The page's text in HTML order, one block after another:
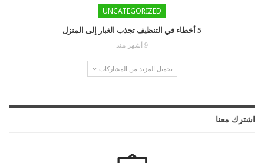
UNCATEGORIZED
5 أخطاء في التنظيف تجذب الغبار إلى المنزل
9 أشهر منذ
تحميل المزيد من المشاركات
اشترك معنا